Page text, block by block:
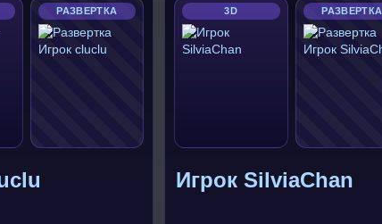
РАЗВЕРТКА 3D РАЗВЕРТКА
Игрок SilviaChan